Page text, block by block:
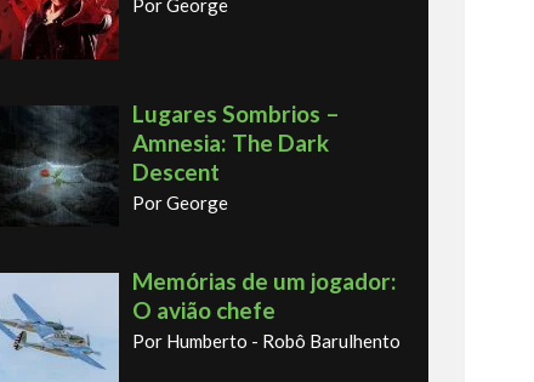
Por George
Lugares Sombrios –
Amnesia: The Dark
Descent
Por George
Memórias de um jogador:
O avião chefe
Por Humberto - Robô Barulhento